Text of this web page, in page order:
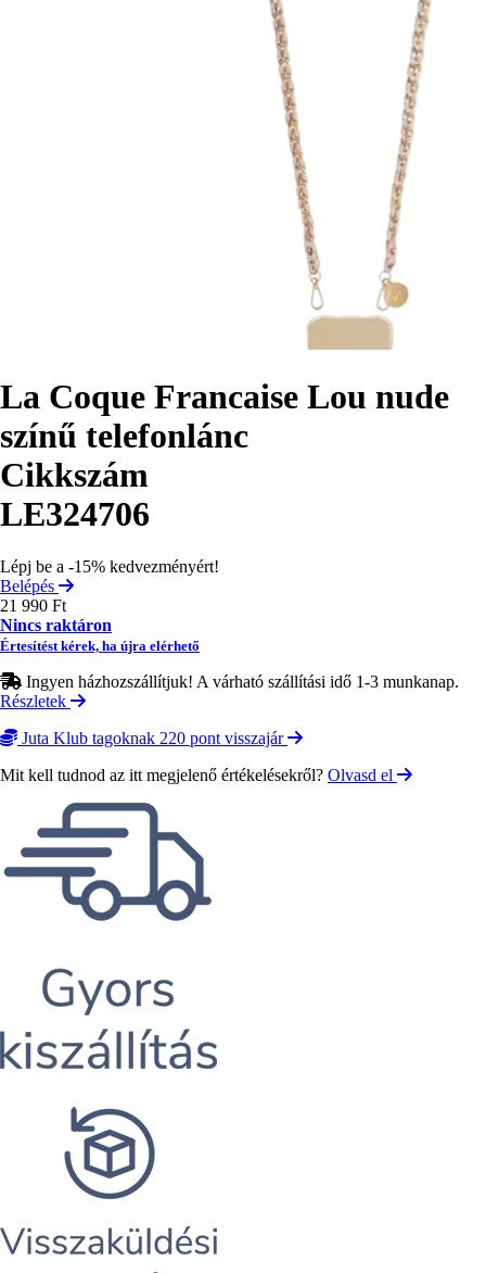
La Coque Francaise Lou nude
színű telefonlánc
Cikkszám
LE324706
Lépj be a -15% kedvezményért!
Belépés
21 990 Ft
Nincs raktáron
Értesítést kérek, ha újra elérhető
Ingyen házhozszállítjuk! A várható szállítási idő 1-3 munkanap.
Részletek
Juta Klub tagoknak 220 pont visszajár
Mit kell tudnod az itt megjelenő értékelésekről? Olvasd el